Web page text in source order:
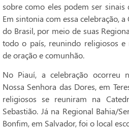
sobre como eles podem ser sinais
Em sintonia com essa celebração,
do Brasil, por meio de suas
todo o país, reunindo religiosos e
de oração e comunhão.
No Piauí, a celebração ocorreu
Nossa Senhora das Dores, em
religiosos se reuniram na
Sebastião. Já na Regional Bahia/
Bonfim, em Salvador, foi o local